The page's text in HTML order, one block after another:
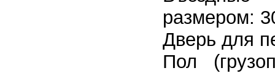
размером:
Дверь для
Пол